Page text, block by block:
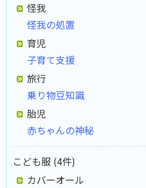
怪我
怪我の処置
育児
子育て支援
旅行
乗り物豆知識
胎児
赤ちゃんの神秘
こども服 (4件)
カバーオール